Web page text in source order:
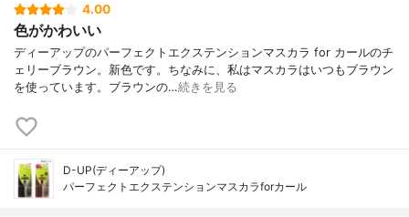
4.00
色がかわいい
ディーアップのパーフェクトエクステンションマスカラ for カールのチ
ェリーブラウン。新色です。ちなみに、私はマスカラはいつもブラウン
を使っています。ブラウンの…続きを見る
D-UP(ディーアップ)
パーフェクトエクステンションマスカラforカール